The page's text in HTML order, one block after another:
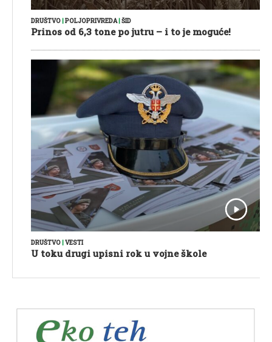
DRUŠTVO|POLJOPRIVREDA|ŠID
Prinos od 6,3 tone po jutru – i to je moguće!
DRUŠTVO|VESTI
U toku drugi upisni rok u vojne škole